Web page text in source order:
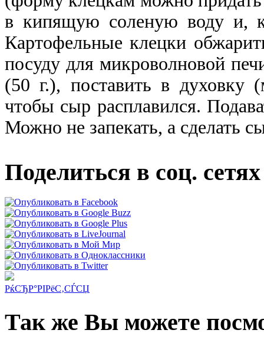
в кипящую соленую воду и,
Картофельные клецки
посуду для микроволновой
(50 г.), поставить в духовку
чтобы сыр расплавился.
Можно не запекать, а сделать
Поделиться в соц. сетях
РќСЂР°РІРёС‚СЃСЏ
Так же Вы можете